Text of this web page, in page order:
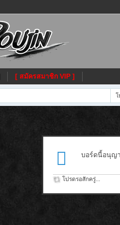
[ สมัครสมาชิก VIP ]
บอร์ดนี้อนุญ
โปรดรอสักครู่...